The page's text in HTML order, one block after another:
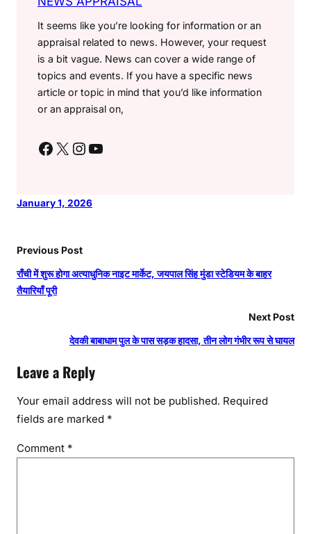
It seems like you’re looking for information or an
appraisal related to news. However, your request
is a bit vague. News can cover a wide range of
topics and events. If you have a specific news
article or topic in mind that you’d like information
or an appraisal on,
Facebook X Instagram YouTube
January 1, 2026
Previous Post
राँची में शुरू होगा अत्याधुनिक नाइट मार्केट, जयपाल सिंह मुंडा स्टेडियम के बाहर
तैयारियाँ पूरी
Next Post
देवकी बाबाधाम पुल के पास सड़क हादसा, तीन लोग गंभीर रूप से घायल
Leave a Reply
Your email address will not be published. Required
fields are marked *
Comment *